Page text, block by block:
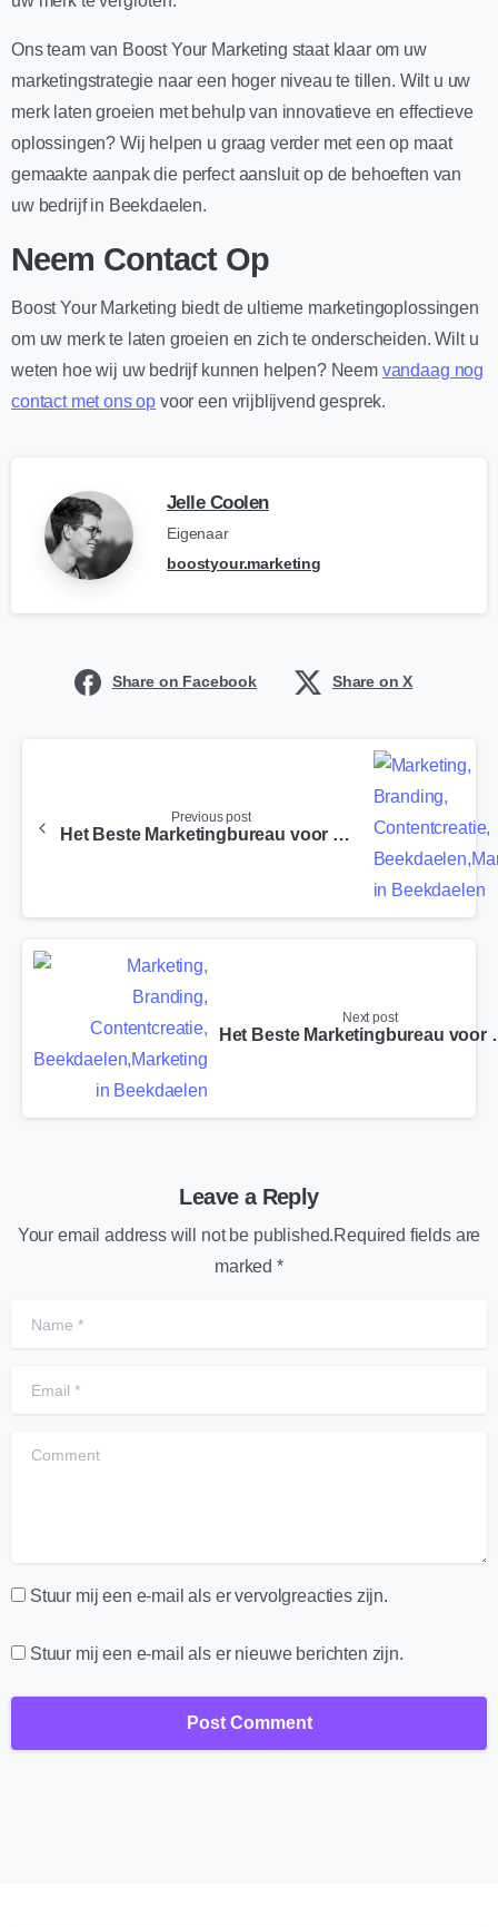
Ons team van Boost Your Marketing staat klaar om uw
marketingstrategie naar een hoger niveau te tillen. Wilt u uw
merk laten groeien met behulp van innovatieve en effectieve
oplossingen? Wij helpen u graag verder met een op maat
gemaakte aanpak die perfect aansluit op de behoeften van
uw bedrijf in Beekdaelen.
Neem Contact Op
Boost Your Marketing biedt de ultieme marketingoplossingen
om uw merk te laten groeien en zich te onderscheiden. Wilt u
weten hoe wij uw bedrijf kunnen helpen? Neem vandaag nog
contact met ons op voor een vrijblijvend gesprek.
Jelle Coolen
Eigenaar
boostyour.marketing
Share on Facebook Share on X
Previous post
Het Beste Marketingbureau voor Gennep
Next post
Het
Leave a Reply
Your email address will not be published.Required fields are
marked *
Comment
Stuur mij een e-mail als er vervolgreacties zijn.
Stuur mij een e-mail als er nieuwe berichten zijn.